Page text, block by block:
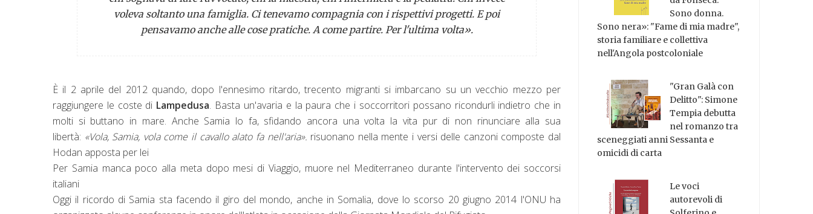
voleva soltanto una famiglia. Ci tenevamo compagnia con i rispettivi progetti. E poi
pensavamo anche alle cose pratiche. A come partire. Per l'ultima volta».
È il 2 aprile del 2012 quando, dopo l'ennesimo ritardo, trecento migranti si imbarcano su un vecchio mezzo per
raggiungere le coste di Lampedusa. Basta un'avaria e la paura che i soccorritori possano ricondurli indietro che in
molti si buttano in mare. Anche Samia lo fa, sfidando ancora una volta la vita pur di non rinunciare alla sua
libertà: «Vola, Samia, vola come il cavallo alato fa nell'aria». risuonano nella mente i versi delle canzoni composte dal
Hodan apposta per lei
Per Samia manca poco alla meta dopo mesi di Viaggio, muore nel Mediterraneo durante l'intervento dei soccorsi
italiani
Oggi il ricordo di Samia sta facendo il giro del mondo, anche in Somalia, dove lo scorso 20 giugno 2014 l'ONU ha
Sono donna.
Sono nera»: "Fame di mia madre",
storia familiare e collettiva
nell'Angola postcoloniale
"Gran Galà con
Delitto": Simone
Tempia debutta
nel romanzo tra
sceneggiati anni Sessanta e
omicidi di carta
Le voci
autorevoli di